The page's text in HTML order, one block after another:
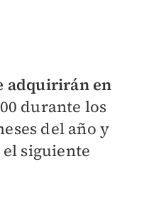
adquirirán en
durante los
del año y
el siguiente